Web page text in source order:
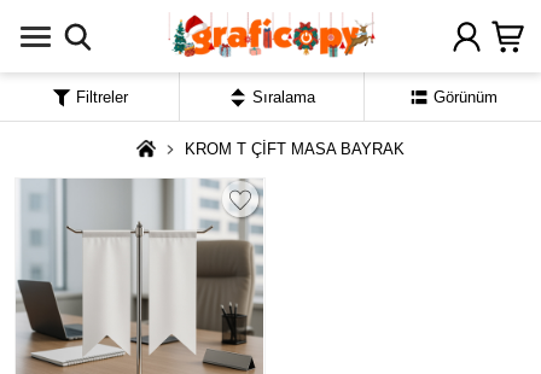
KROM T ÇİFT MASA BAYRAK
Filtreler Sıralama Görünüm